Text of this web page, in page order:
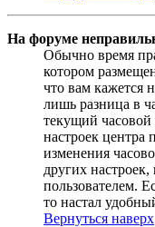
На форуме
Обычно время
котором
что вам кажется
лишь разница в
текущий
настроек центра
изменения
других
пользователем.
то настал
Вернуться наверх